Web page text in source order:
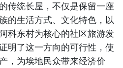
传统长屋，不仅是保留一座
的生活方式、文化特色，以
科东村为核心的社区旅游发
明了这一方向的可行性，使
，为埃地民众带来经济价